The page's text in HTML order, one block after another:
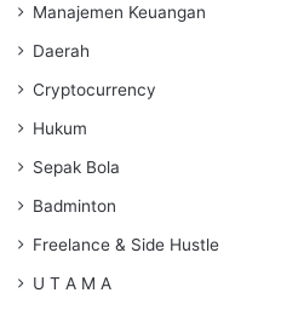
Manajemen Keuangan
Daerah
Cryptocurrency
Hukum
Sepak Bola
Badminton
Freelance & Side Hustle
U T A M A